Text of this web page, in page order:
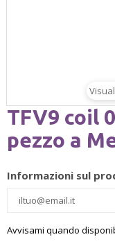
TFV9 coil
pezzo a
Informazioni sul
Avvisami quando